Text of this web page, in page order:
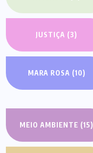
JUSTIÇA (3)
MARA ROSA (10)
MEIO AMBIENTE (15)